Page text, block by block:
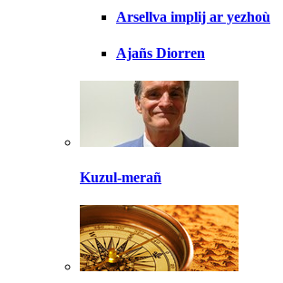
Arsellva implij ar yezhoù
Ajañs Diorren
Kuzul-merañ